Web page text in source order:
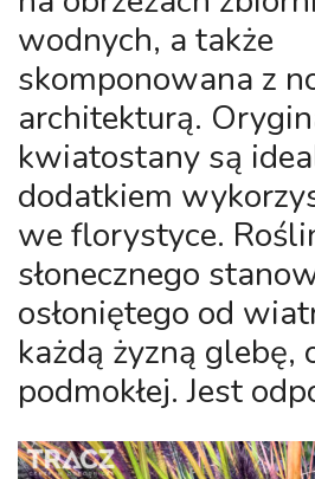
wodnych, a także
skomponowana z
architekturą.
kwiatostany są
dodatkiem
we florystyce.
słonecznego
osłoniętego od
każdą żyzną glebę,
podmokłej. Jest